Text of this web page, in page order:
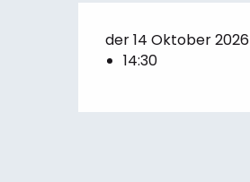
der 14 Oktober 2026
14:30